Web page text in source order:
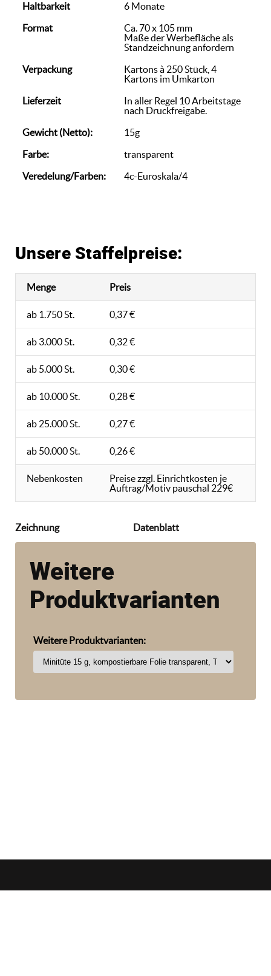
Haltbarkeit
6 Monate
Format
Ca. 70 x 105 mm
Maße der Werbefläche als
Standzeichnung anfordern
Verpackung
Kartons à 250 Stück, 4
Kartons im Umkarton
Lieferzeit
In aller Regel 10 Arbeitstage
nach Druckfreigabe.
Gewicht (Netto):
15g
Farbe:
transparent
Veredelung/Farben:
4c-Euroskala/4
Unsere Staffelpreise:
Menge Preis
ab 1.750 St. 0,37 €
ab 3.000 St. 0,32 €
ab 5.000 St. 0,30 €
ab 10.000 St. 0,28 €
ab 25.000 St. 0,27 €
ab 50.000 St. 0,26 €
Nebenkosten
Preise zzgl. Einrichtkosten je
Auftrag/Motiv pauschal 229€
Zeichnung Datenblatt
Weitere
Produktvarianten
Weitere Produktvarianten: